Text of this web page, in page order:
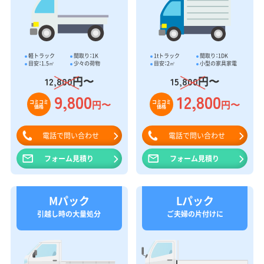
軽トラック
間取り：1K
目安：1.5㎥
少々の荷物
12,800円〜
コミコミ
価格 9,800円〜
電話で問い合わせ
フォーム見積り
1tトラック
間取り：1DK
目安：2㎥
小型の家具家電
15,800円〜
コミコミ
価格 12,800円〜
電話で問い合わせ
フォーム見積り
Mパック
引越し時の大量処分
Lパック
ご夫婦の片付けに